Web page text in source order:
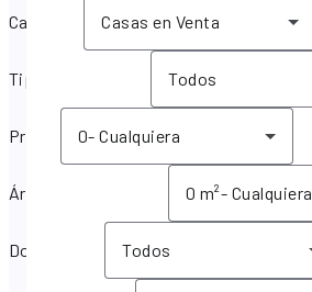
Categoría Casas en Venta
Tipo de propiedad Todos
Precio 0- Cualquiera
Área de la propiedad 0 m²- Cualquiera
Dormitorios Todos